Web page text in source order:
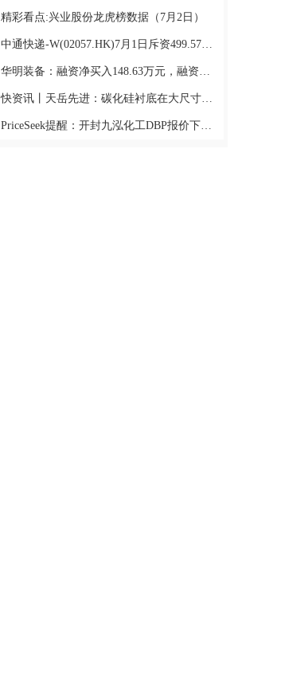
精彩看点:兴业股份龙虎榜数据（7月2日）
中通快递-W(02057.HK)7月1日斥资499.57万美元回购21.78万股_资讯
华明装备：融资净买入148.63万元，融资余额3.42亿元
快资讯丨天岳先进：碳化硅衬底在大尺寸化、高效率应用方向有较好发展空间 正围绕该方向持续优化产品布局
PriceSeek提醒：开封九泓化工DBP报价下调100元/吨